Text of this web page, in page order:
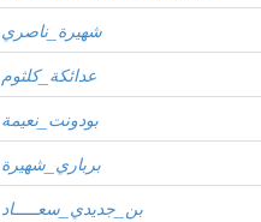
شهيرة_ناصري
عدائكة_كلثوم
بودونت_نعيمة
برباري_شهيرة
بن_جديدي_سعـــــاد